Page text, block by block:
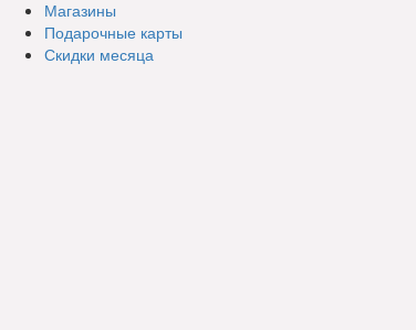
Магазины
Подарочные карты
Скидки месяца